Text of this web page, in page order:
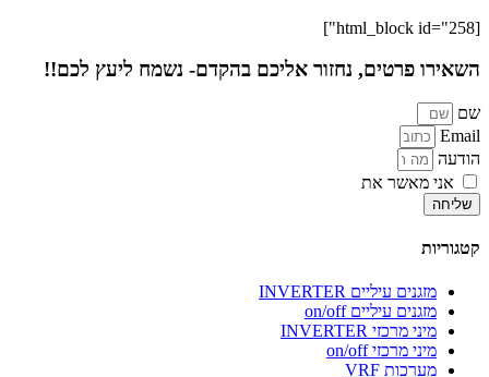
[html_block id="258"]
השאירו פרטים, נחזור אליכם בהקדם- נשמח ליעץ לכם!!
שם
Email
הודעה
אני מאשר את
שליחה
קטגוריות
מזגנים עיליים INVERTER
מזגנים עיליים on/off
מיני מרכזי INVERTER
מיני מרכזי on/off
מערכות VRF